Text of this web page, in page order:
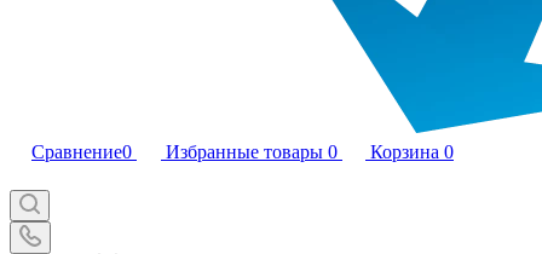
Сравнение0 Избранные товары 0 Корзина 0